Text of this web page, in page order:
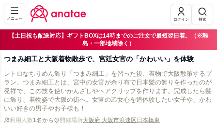
メニュー ログイン 検索
【土日祝も配送対応】ギフトBOXは14時までのご注文で最短翌日着。（※離
島・一部地域除く）
つまみ細工と大阪着物散歩で、宮廷女官の「かわいい」を体験
レトロなちりめん飾り「つまみ細工」を習った後、着物で大阪散策するプ
ラン。つまみ細工とは、宮中の女官が余り布で日本髪の飾りを作ったのが
発祥で、この技を使いかんざしやヘアクリップを作ります。完成したら髪
に飾り、着物姿で大阪の街へ。女官の乙女心を追体験したい女子や、かわ
いい好きの男子やお子様も！
利用人数1名から 開催場所大阪府 大阪市浪速区日本橋東